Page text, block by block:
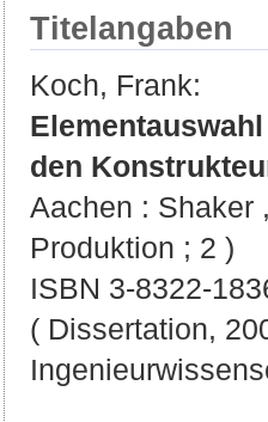
Titelangaben
Koch, Frank:
den
Aachen : Shaker
Produktion ; 2 )
ISBN 3-8322-
( Dissertation,